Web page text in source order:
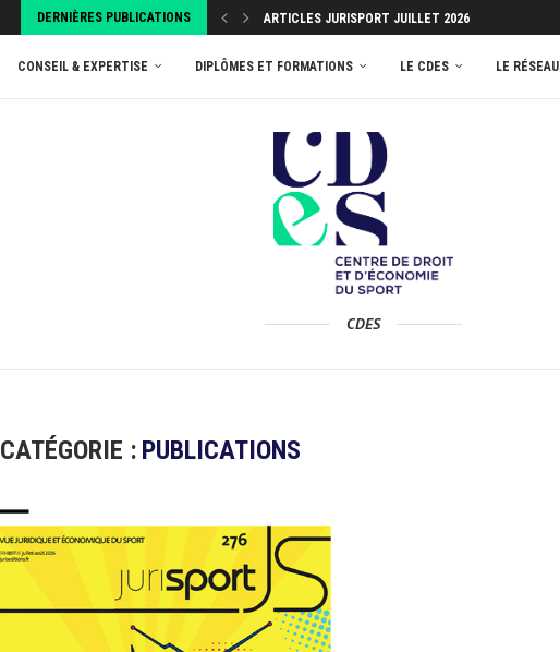
DERNIÈRES PUBLICATIONS ARTICLES JURISPORT JUILLET 2026
CONSEIL & EXPERTISE DIPLÔMES ET FORMATIONS LE CDES LE RÉSEAU
CDES
CATÉGORIE : PUBLICATIONS